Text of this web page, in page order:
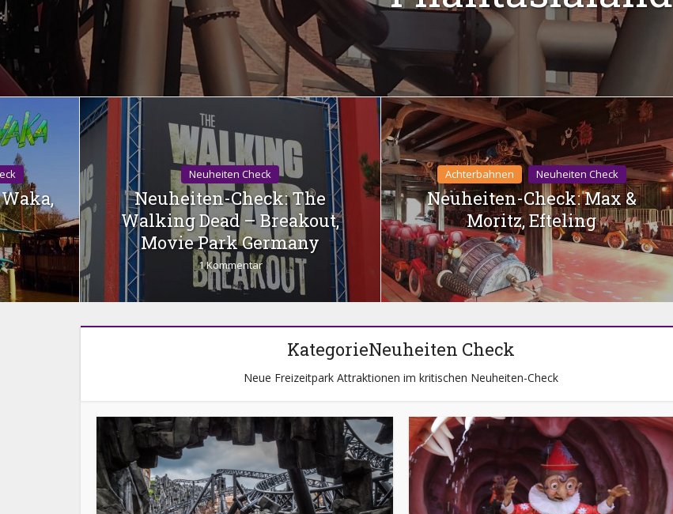
Neuheiten Check
Neuheiten-Check: The
Walking Dead – Breakout,
Movie Park Germany
1 Kommentar
Achterbahnen Neuheiten Check
Neuheiten-Check: Max &
Moritz, Efteling
KategorieNeuheiten Check
Neue Freizeitpark Attraktionen im kritischen Neuheiten-Check